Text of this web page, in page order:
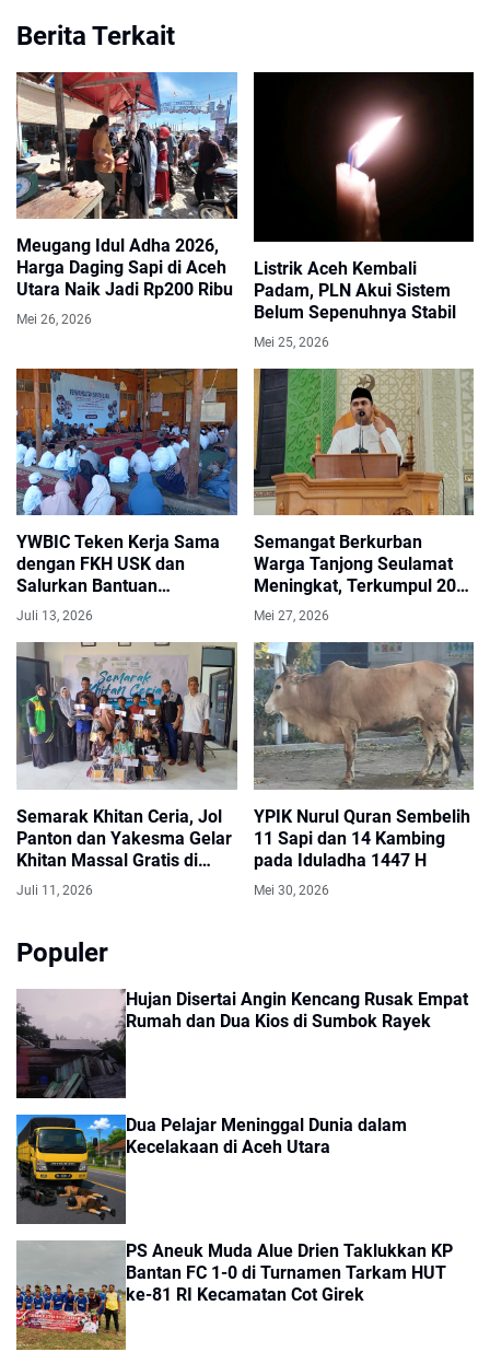
Berita Terkait
Meugang Idul Adha 2026,
Harga Daging Sapi di Aceh
Utara Naik Jadi Rp200 Ribu
Mei 26, 2026
Listrik Aceh Kembali
Padam, PLN Akui Sistem
Belum Sepenuhnya Stabil
Mei 25, 2026
YWBIC Teken Kerja Sama
dengan FKH USK dan
Salurkan Bantuan
Pendidikan bagi Santri Baru
Juli 13, 2026
Semangat Berkurban
Warga Tanjong Seulamat
Meningkat, Terkumpul 20
Sapi dan 17 Kambing
Mei 27, 2026
Semarak Khitan Ceria, Jol
Panton dan Yakesma Gelar
Khitan Massal Gratis di
Aceh Utara
Juli 11, 2026
YPIK Nurul Quran Sembelih
11 Sapi dan 14 Kambing
pada Iduladha 1447 H
Mei 30, 2026
Populer
Hujan Disertai Angin Kencang Rusak Empat
Rumah dan Dua Kios di Sumbok Rayek
Dua Pelajar Meninggal Dunia dalam
Kecelakaan di Aceh Utara
PS Aneuk Muda Alue Drien Taklukkan KP
Bantan FC 1-0 di Turnamen Tarkam HUT
ke-81 RI Kecamatan Cot Girek